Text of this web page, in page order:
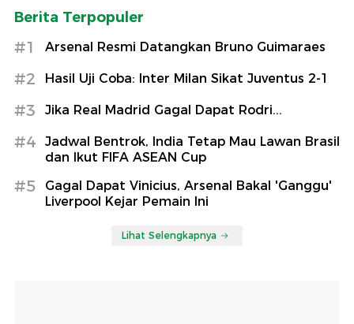
Berita Terpopuler
#1 Arsenal Resmi Datangkan Bruno Guimaraes
#2 Hasil Uji Coba: Inter Milan Sikat Juventus 2-1
#3 Jika Real Madrid Gagal Dapat Rodri...
#4
Jadwal Bentrok, India Tetap Mau Lawan Brasil
dan Ikut FIFA ASEAN Cup
#5
Gagal Dapat Vinicius, Arsenal Bakal 'Ganggu'
Liverpool Kejar Pemain Ini
Lihat Selengkapnya